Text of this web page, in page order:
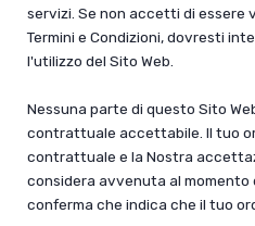
servizi. Se non accetti di essere
Termini e Condizioni, dovresti
l'utilizzo del Sito Web.
Nessuna parte di questo Sito
contrattuale accettabile. Il tuo
contrattuale e la Nostra
considera avvenuta al momento
conferma che indica che il tuo